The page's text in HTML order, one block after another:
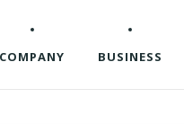
COMPANY BUSINESS